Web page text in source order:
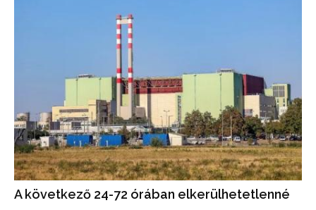
A következő 24-72 órában elkerülhetetlenné